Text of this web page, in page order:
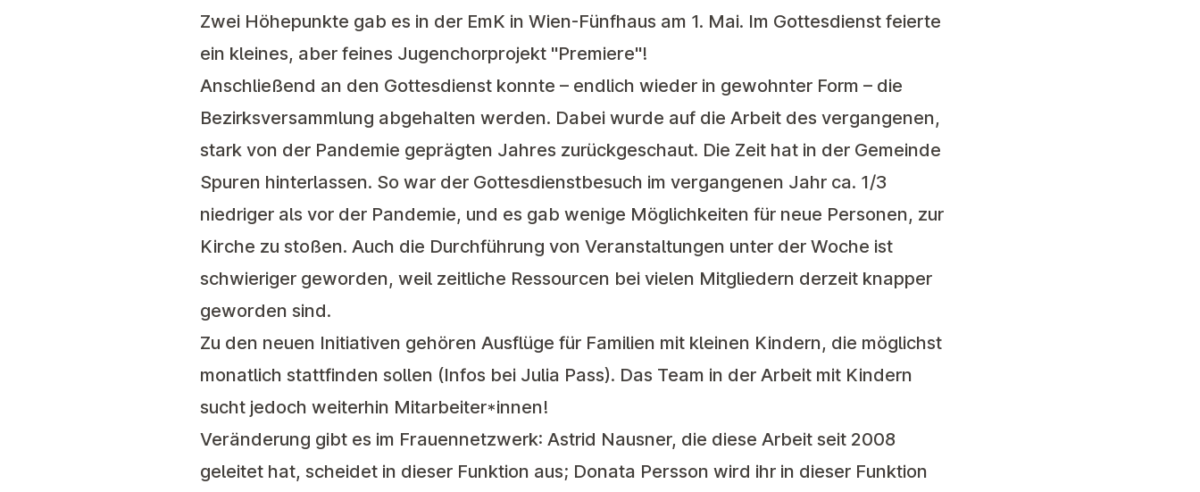
Zwei Höhepunkte gab es in der EmK in Wien-Fünfhaus am 1. Mai. Im Gottesdienst feierte
ein kleines, aber feines Jugenchorprojekt "Premiere"!
Anschließend an den Gottesdienst konnte – endlich wieder in gewohnter Form – die
Bezirksversammlung abgehalten werden. Dabei wurde auf die Arbeit des vergangenen,
stark von der Pandemie geprägten Jahres zurückgeschaut. Die Zeit hat in der Gemeinde
Spuren hinterlassen. So war der Gottesdienstbesuch im vergangenen Jahr ca. 1/3
niedriger als vor der Pandemie, und es gab wenige Möglichkeiten für neue Personen, zur
Kirche zu stoßen. Auch die Durchführung von Veranstaltungen unter der Woche ist
schwieriger geworden, weil zeitliche Ressourcen bei vielen Mitgliedern derzeit knapper
geworden sind.
Zu den neuen Initiativen gehören Ausflüge für Familien mit kleinen Kindern, die möglichst
monatlich stattfinden sollen (Infos bei Julia Pass). Das Team in der Arbeit mit Kindern
sucht jedoch weiterhin Mitarbeiter*innen!
Veränderung gibt es im Frauennetzwerk: Astrid Nausner, die diese Arbeit seit 2008
geleitet hat, scheidet in dieser Funktion aus; Donata Persson wird ihr in dieser Funktion